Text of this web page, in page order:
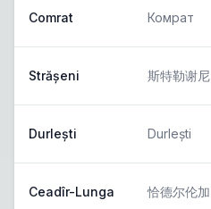
Comrat Комрат
Strășeni 斯特勒谢尼
Durlești Durlești
Ceadîr-Lunga 恰德尔伦加